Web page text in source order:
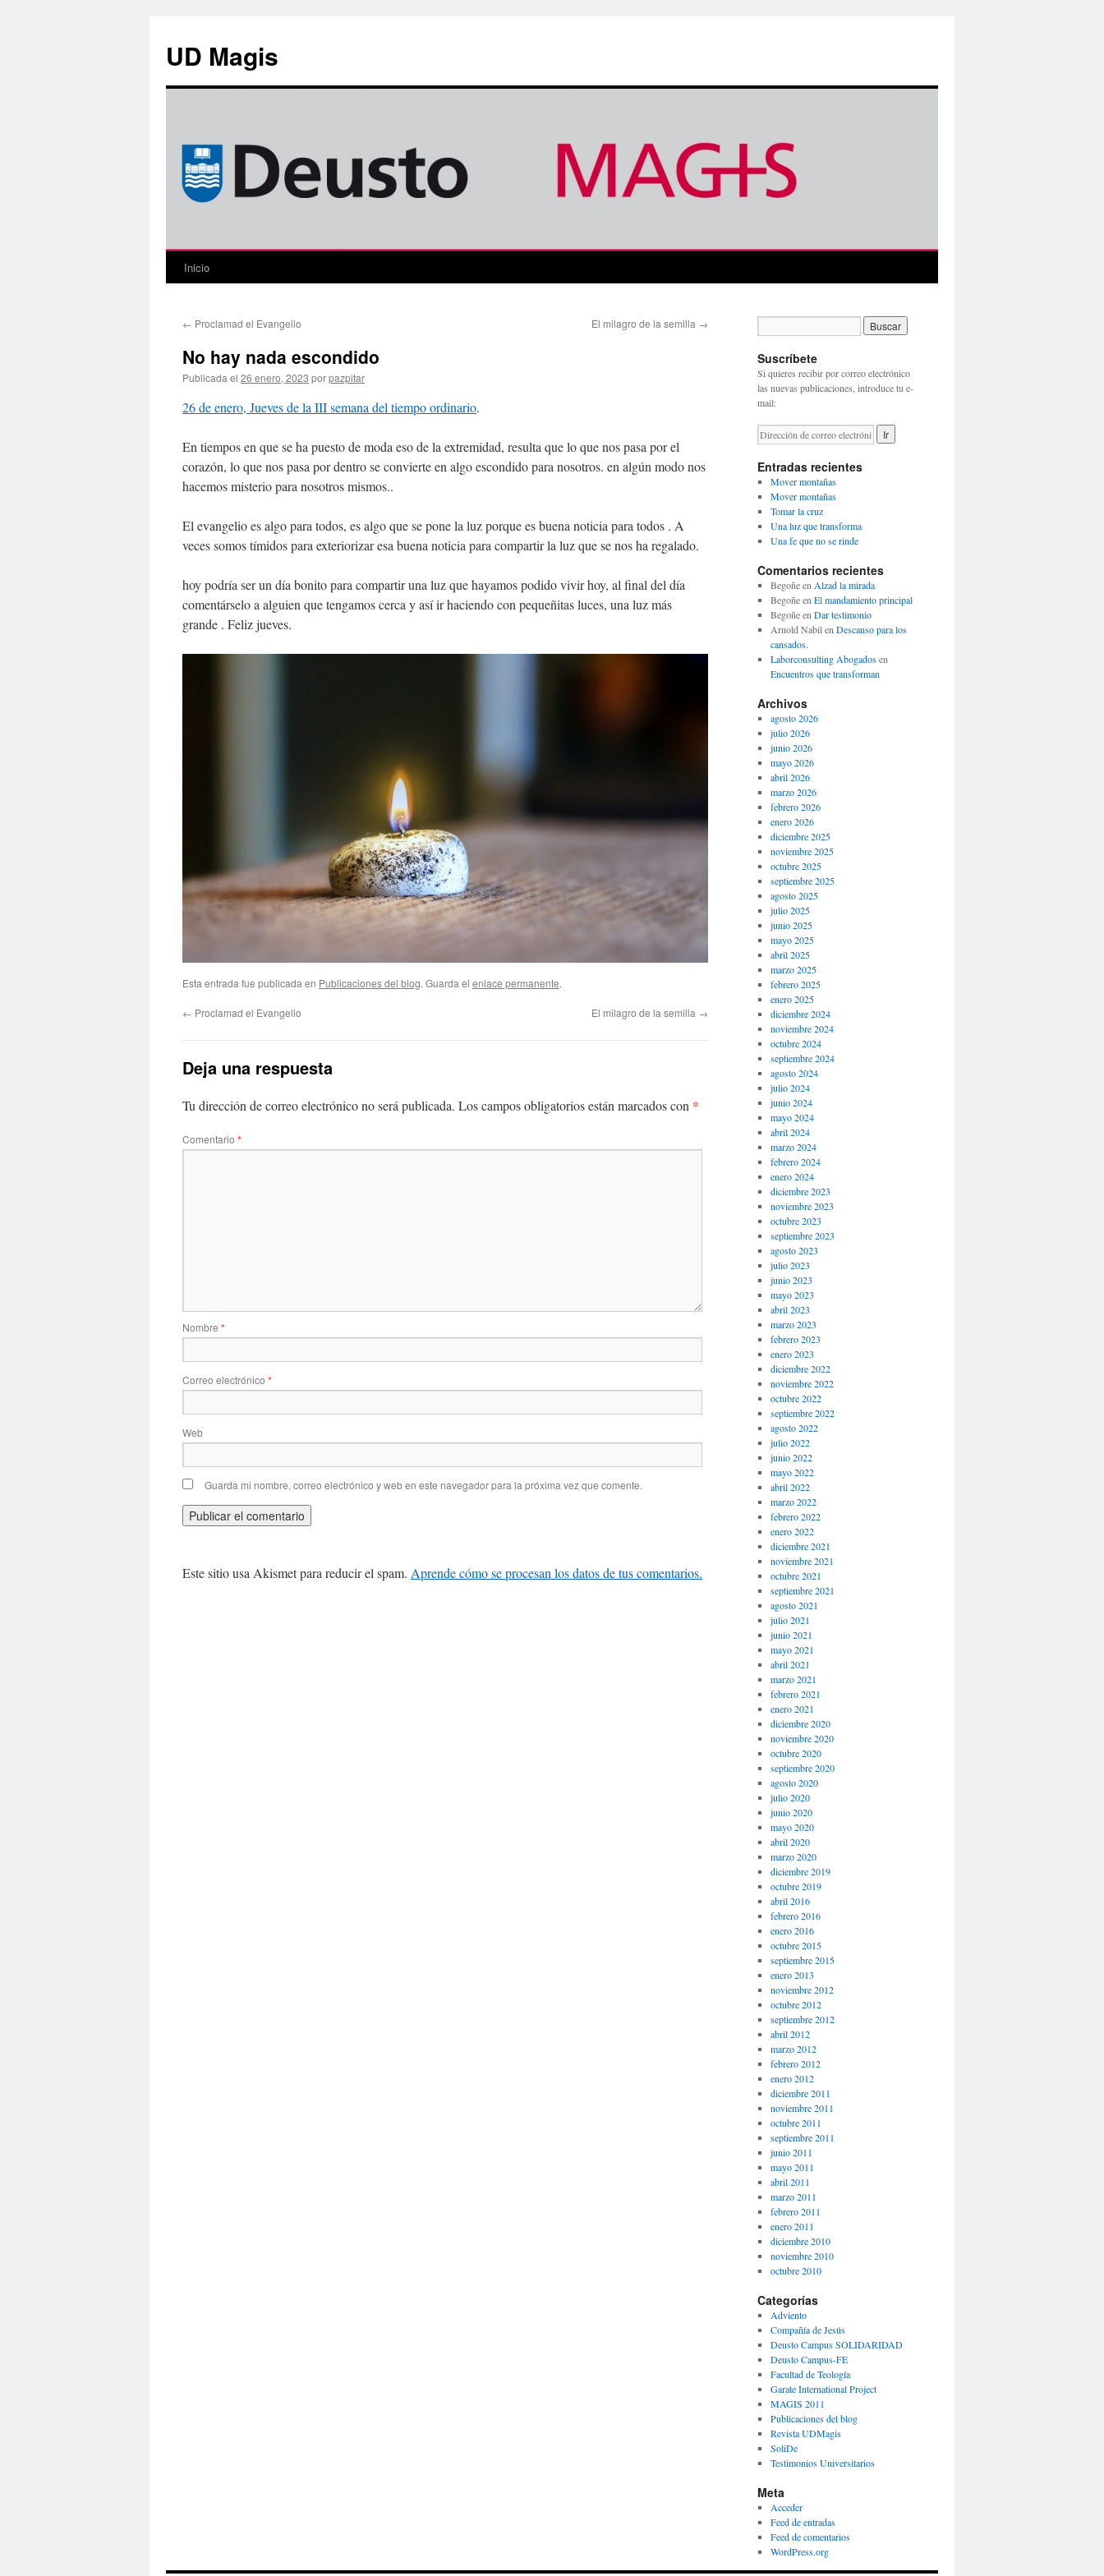
contenido
UD Magis
Inicio
← Proclamad el Evangelio El milagro de la semilla →
No hay nada escondido
Publicada el 26 enero, 2023 porpazpitar
26 de enero, Jueves de la III semana del tiempo ordinario.
En tiempos en que se ha puesto de moda eso de la extremidad, resulta que lo que nos pasa por el
corazón, lo que nos pasa por dentro se convierte en algo escondido para nosotros. en algún modo nos
hacemos misterio para nosotros mismos..
El evangelio es algo para todos, es algo que se pone la luz porque es buena noticia para todos . A
veces somos tímidos para exteriorizar esa buena noticia para compartir la luz que se nos ha regalado.
hoy podría ser un día bonito para compartir una luz que hayamos podido vivir hoy, al final del día
comentárselo a alguien que tengamos cerca y así ir haciendo con pequeñitas luces, una luz más
grande . Feliz jueves.
Esta entrada fue publicada en Publicaciones del blog. Guarda el enlace permanente.
← Proclamad el Evangelio El milagro de la semilla →
Deja una respuesta
Tu dirección de correo electrónico no será publicada. Los campos obligatorios están marcados con *
Comentario *
Nombre *
Correo electrónico *
Web
Guarda mi nombre, correo electrónico y web en este navegador para la próxima vez que comente.
Este sitio usa Akismet para reducir el spam. Aprende cómo se procesan los datos de tus comentarios.
Suscríbete
Si quieres recibir por correo electrónico
las nuevas publicaciones, introduce tu e-
mail:
Entradas recientes
Mover montañas
Mover montañas
Tomar la cruz
Una luz que transforma
Una fe que no se rinde
Comentarios recientes
Begoñeen Alzad la mirada
Begoñeen El mandamiento principal
Begoñeen Dar testimonio
Arnold Nabilen Descanso para los
cansados.
Laborconsulting Abogadosen
Encuentros que transforman
Archivos
agosto 2026
julio 2026
junio 2026
mayo 2026
abril 2026
marzo 2026
febrero 2026
enero 2026
diciembre 2025
noviembre 2025
octubre 2025
septiembre 2025
agosto 2025
julio 2025
junio 2025
mayo 2025
abril 2025
marzo 2025
febrero 2025
enero 2025
diciembre 2024
noviembre 2024
octubre 2024
septiembre 2024
agosto 2024
julio 2024
junio 2024
mayo 2024
abril 2024
marzo 2024
febrero 2024
enero 2024
diciembre 2023
noviembre 2023
octubre 2023
septiembre 2023
agosto 2023
julio 2023
junio 2023
mayo 2023
abril 2023
marzo 2023
febrero 2023
enero 2023
diciembre 2022
noviembre 2022
octubre 2022
septiembre 2022
agosto 2022
julio 2022
junio 2022
mayo 2022
abril 2022
marzo 2022
febrero 2022
enero 2022
diciembre 2021
noviembre 2021
octubre 2021
septiembre 2021
agosto 2021
julio 2021
junio 2021
mayo 2021
abril 2021
marzo 2021
febrero 2021
enero 2021
diciembre 2020
noviembre 2020
octubre 2020
septiembre 2020
agosto 2020
julio 2020
junio 2020
mayo 2020
abril 2020
marzo 2020
diciembre 2019
octubre 2019
abril 2016
febrero 2016
enero 2016
octubre 2015
septiembre 2015
enero 2013
noviembre 2012
octubre 2012
septiembre 2012
abril 2012
marzo 2012
febrero 2012
enero 2012
diciembre 2011
noviembre 2011
octubre 2011
septiembre 2011
junio 2011
mayo 2011
abril 2011
marzo 2011
febrero 2011
enero 2011
diciembre 2010
noviembre 2010
octubre 2010
Categorías
Adviento
Compañía de Jesús
Deusto Campus SOLIDARIDAD
Deusto Campus-FE
Facultad de Teología
Garate International Project
MAGIS 2011
Publicaciones del blog
Revista UDMagis
SoliDe
Testimonios Universitarios
Meta
Acceder
Feed de entradas
Feed de comentarios
WordPress.org